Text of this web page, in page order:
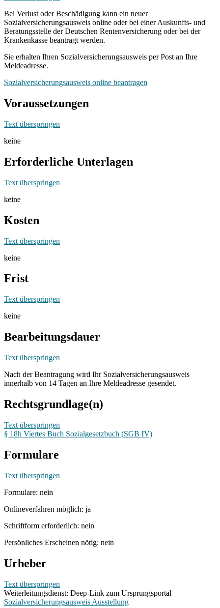
Bei Verlust oder Beschädigung kann ein neuer
Sozialversicherungsausweis online oder bei einer Auskunfts- und
Beratungsstelle der Deutschen Rentenversicherung oder bei der
Krankenkasse beantragt werden.
Sie erhalten Ihren Sozialversicherungsausweis per Post an Ihre
Meldeadresse.
Sozialversicherungsausweis online beantragen
Voraussetzungen
Text überspringen
keine
Erforderliche Unterlagen
Text überspringen
keine
Kosten
Text überspringen
keine
Frist
Text überspringen
keine
Bearbeitungsdauer
Text überspringen
Nach der Beantragung wird Ihr Sozialversicherungsausweis
innerhalb von 14 Tagen an Ihre Meldeadresse gesendet.
Rechtsgrundlage(n)
Text überspringen
§ 18h Viertes Buch Sozialgesetzbuch (SGB IV)
Formulare
Text überspringen
Formulare: nein
Onlineverfahren möglich: ja
Schriftform erforderlich: nein
Persönliches Erscheinen nötig: nein
Urheber
Text überspringen
Weiterleitungsdienst: Deep-Link zum Ursprungsportal
Sozialversicherungsausweis Ausstellung